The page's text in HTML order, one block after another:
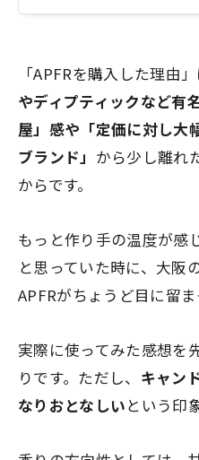
「APFRを購入した理由
やディプティックなど有
屋」感や「定価に対し大
ブランド」 から少し離れ
からです。
もっと作り手の温度が感
と思っていた時に、大阪
APFRがちょうど目に留ま
実際に使ってみた感想を
りです。ただし、 キャン
なりおとなしいという印